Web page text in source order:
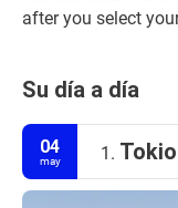
after you select
Su día a día
04
may 1. Tokio